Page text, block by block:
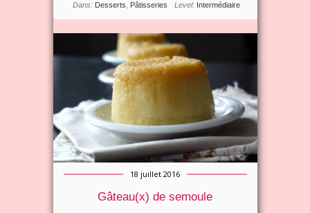
Level: Intermédiaire
Dans: Desserts Pâtisseries
18 juillet 2016
Gâteau(x) de semoule